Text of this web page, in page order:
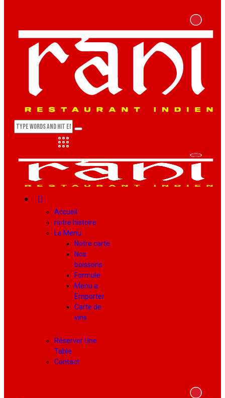
Accueil
notre histoire
Le Menu
Notre carte
Nos
boissons
Formule
Menu a
Emporter
Carte de
vins
Réserver Une
Table
Contact